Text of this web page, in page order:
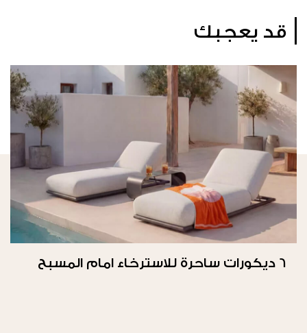
قد يعجبك
6 ديكورات ساحرة للاسترخاء امام المسبح